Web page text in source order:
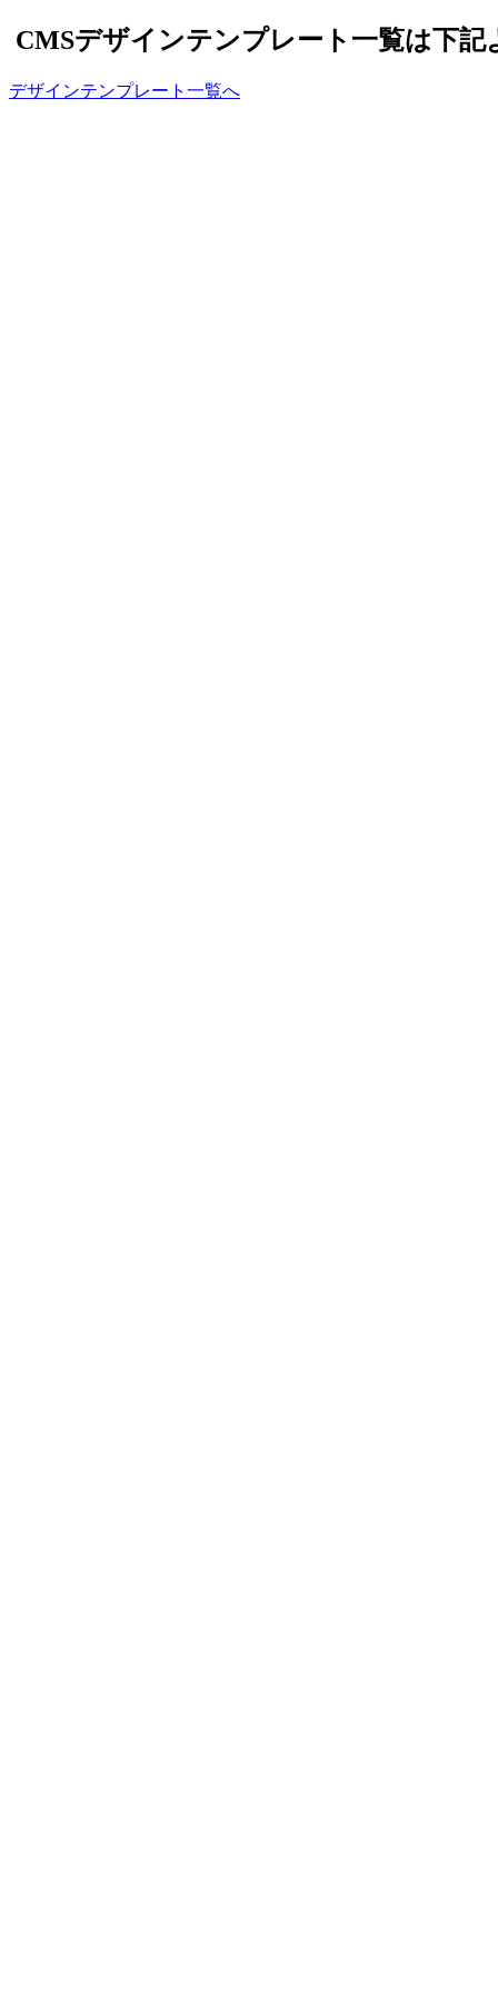
CMSデザインテンプレート一覧は下
デザインテンプレート一覧へ